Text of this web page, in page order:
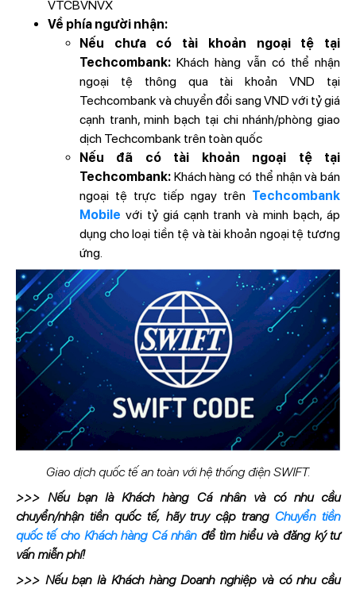
VTCBVNVX
Về phía người nhận:
Nếu chưa có tài khoản ngoại tệ tại
Techcombank:Khách hàng vẫn có thể nhận
ngoại tệ thông qua tài khoản VND tại
Techcombank và chuyển đổi sang VND với tỷ giá
cạnh tranh, minh bạch tại chi nhánh/phòng giao
dịch Techcombank trên toàn quốc
Nếu đã có tài khoản ngoại tệ tại
Techcombank:Khách hàng có thể nhận và bán
ngoại tệ trực tiếp ngay trên Techcombank
Mobile với tỷ giá cạnh tranh và minh bạch, áp
dụng cho loại tiền tệ và tài khoản ngoại tệ tương
ứng.
Giao dịch quốc tế an toàn với hệ thống điện SWIFT.
>>> Nếu bạn là Khách hàng Cá nhân và có nhu cầu
chuyển/nhận tiền quốc tế, hãy truy cập trang Chuyển tiền
quốc tế cho Khách hàng Cá nhânđể tìm hiểu và đăng ký tư
vấn miễn phí!
>>> Nếu bạn là Khách hàng Doanh nghiệp và có nhu cầu